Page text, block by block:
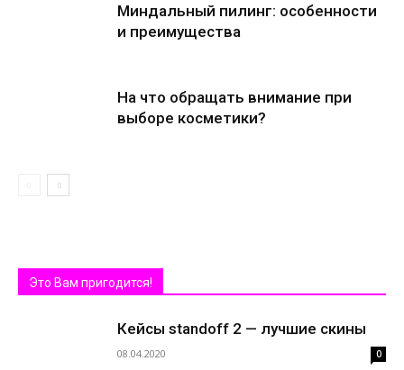
Миндальный пилинг: особенности
и преимущества
На что обращать внимание при
выборе косметики?
Это Вам пригодится!
Кейсы standoff 2 — лучшие скины
08.04.2020 0